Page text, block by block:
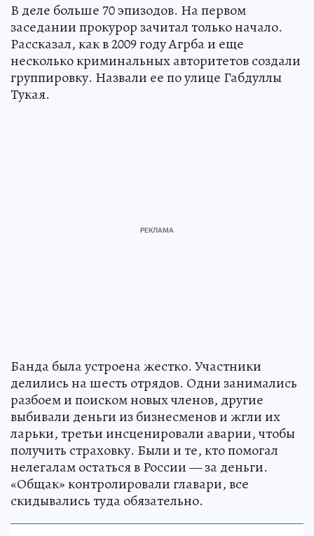
В деле больше 70 эпизодов. На первом
заседании прокурор зачитал только начало.
Рассказал, как в 2009 году Агрба и еще
несколько криминальных авторитетов создали
группировку. Назвали ее по улице Габдуллы
Тукая.
Банда была устроена жестко. Участники
делились на шесть отрядов. Одни занимались
разбоем и поиском новых членов, другие
выбивали деньги из бизнесменов и жгли их
ларьки, третьи инсценировали аварии, чтобы
получить страховку. Были и те, кто помогал
нелегалам остаться в России — за деньги.
«Общак» контролировали главари, все
скидывались туда обязательно.